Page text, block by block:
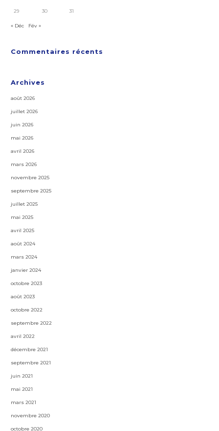
29 30 31
« Déc Fév »
Commentaires récents
Archives
août 2026
juillet 2026
juin 2026
mai 2026
avril 2026
mars 2026
novembre 2025
septembre 2025
juillet 2025
mai 2025
avril 2025
août 2024
mars 2024
janvier 2024
octobre 2023
août 2023
octobre 2022
septembre 2022
avril 2022
décembre 2021
septembre 2021
juin 2021
mai 2021
mars 2021
novembre 2020
octobre 2020